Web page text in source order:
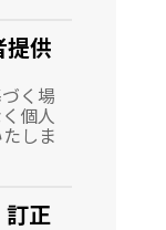
提供
く場
個人
しま
訂正